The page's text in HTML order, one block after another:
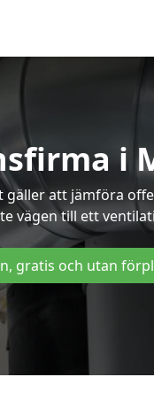
i
att jämföra
vägen till ett
gratis och utan